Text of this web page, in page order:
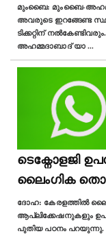
മുംബൈ: മുംബൈ-
അവരുടെ ഇറങ്ങേണ്ട
ടിക്കറ്റിന്
അഹമ്മദാബാദ് യാ ...
ടെക്നോളജി
ലൈംഗിക
ദോഹ: കേരളത്തിൽ
ആപ്ലിക്കേഷനുകളും
പുതിയ പഠനം പറയുന്നു.